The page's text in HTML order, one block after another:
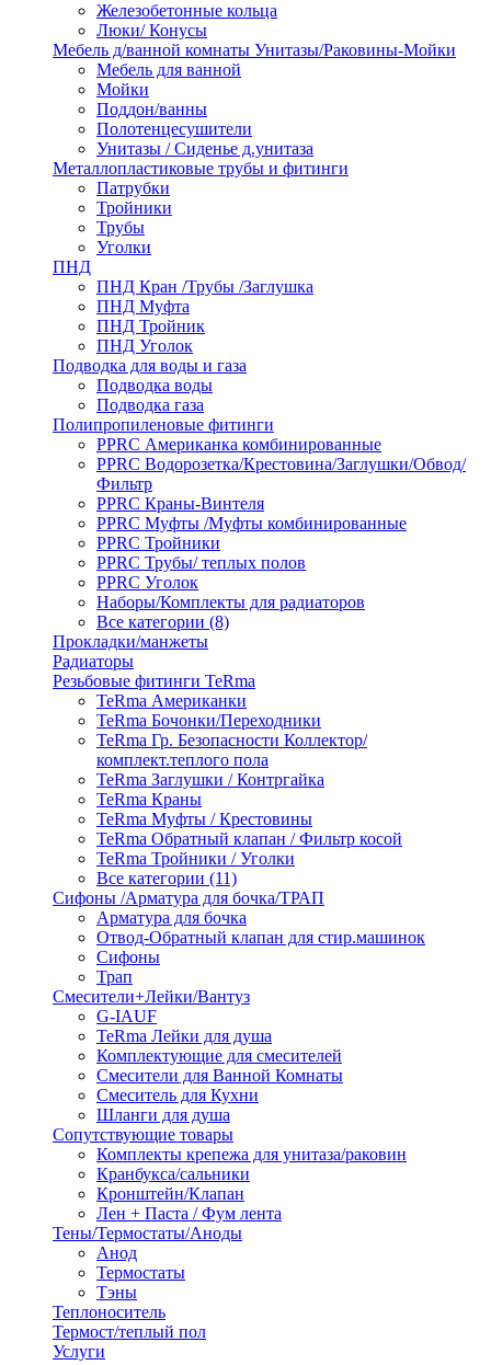
Железобетонные кольца
Люки/ Конусы
Мебель д/ванной комнаты Унитазы/Раковины-Мойки
Мебель для ванной
Мойки
Поддон/ванны
Полотенцесушители
Унитазы / Сиденье д.унитаза
Металлопластиковые трубы и фитинги
Патрубки
Тройники
Трубы
Уголки
ПНД
ПНД Кран /Трубы /Заглушка
ПНД Муфта
ПНД Тройник
ПНД Уголок
Подводка для воды и газа
Подводка воды
Подводка газа
Полипропиленовые фитинги
PPRC Американка комбинированные
PPRC Водорозетка/Крестовина/Заглушки/Обвод/
Фильтр
PPRC Краны-Винтеля
PPRC Муфты /Муфты комбинированные
PPRC Тройники
PPRC Трубы/ теплых полов
PPRC Уголок
Наборы/Комплекты для радиаторов
Все категории (8)
Прокладки/манжеты
Радиаторы
Резьбовые фитинги TeRma
TeRma Американки
TeRma Бочонки/Переходники
TeRma Гр. Безопасности Коллектор/
комплект.теплого пола
TeRma Заглушки / Контргайка
TeRma Краны
TeRma Муфты / Крестовины
TeRma Обратный клапан / Фильтр косой
TeRma Тройники / Уголки
Все категории (11)
Сифоны /Арматура для бочка/ТРАП
Арматура для бочка
Отвод-Обратный клапан для стир.машинок
Сифоны
Трап
Смесители+Лейки/Вантуз
G-IAUF
TeRma Лейки для душа
Комплектующие для смесителей
Смесители для Ванной Комнаты
Смеситель для Кухни
Шланги для душа
Сопутствующие товары
Комплекты крепежа для унитаза/раковин
Кранбукса/сальники
Кронштейн/Клапан
Лен + Паста / Фум лента
Тены/Термостаты/Аноды
Анод
Термостаты
Тэны
Теплоноситель
Термост/теплый пол
Услуги